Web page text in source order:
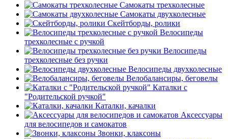
Самокаты трехколесные
Самокаты двухколесные
Скейтборды, ролики
Велосипеды
трехколесные с ручкой
Велосипеды
трехколесные без ручки
Велосипеды двухколесные
Велобалансиры, беговелы
Каталки с
"Родительской ручкой"
Каталки, качалки
Аксессуары
для велосипедов и самокатов
Звонки, клаксоны